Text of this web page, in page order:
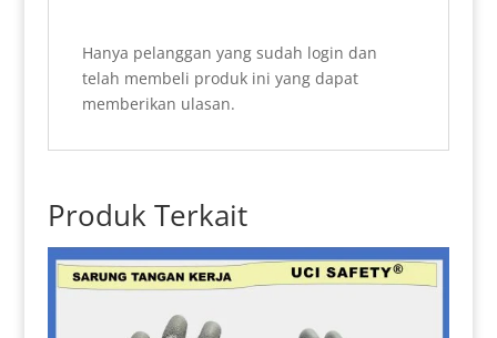
Hanya pelanggan yang sudah login dan
telah membeli produk ini yang dapat
memberikan ulasan.
Produk Terkait